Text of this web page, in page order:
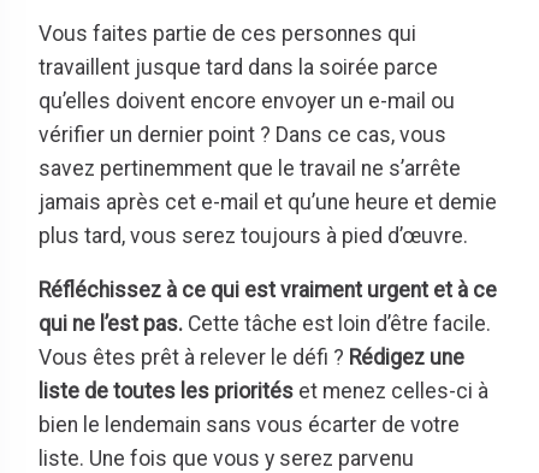
Vous faites partie de ces personnes qui
travaillent jusque tard dans la soirée parce
qu’elles doivent encore envoyer un e-mail ou
vérifier un dernier point ? Dans ce cas, vous
savez pertinemment que le travail ne s’arrête
jamais après cet e-mail et qu’une heure et demie
plus tard, vous serez toujours à pied d’œuvre.
Réfléchissez à ce qui est vraiment urgent et à ce
qui ne l’est pas. Cette tâche est loin d’être facile.
Vous êtes prêt à relever le défi ? Rédigez une
liste de toutes les priorités et menez celles-ci à
bien le lendemain sans vous écarter de votre
liste. Une fois que vous y serez parvenu